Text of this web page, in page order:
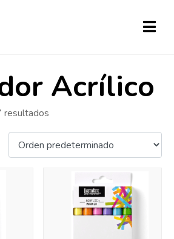
Acrílico
resultados